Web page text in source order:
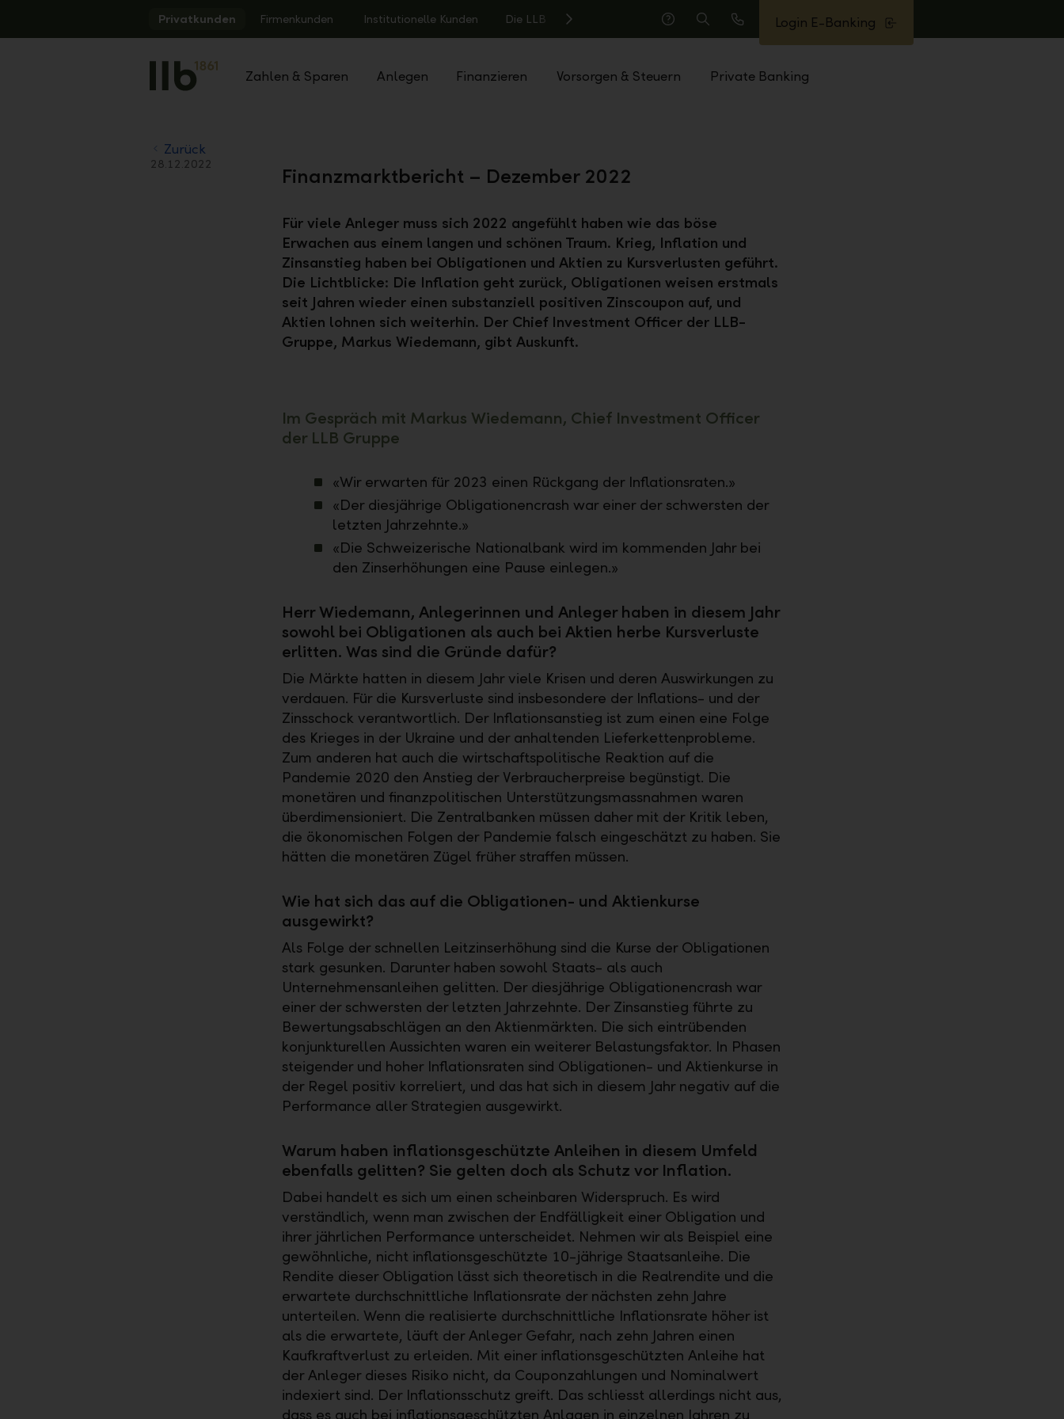
Privatkunden Firmenkunden Institutionelle Kunden Die LLB
Hilfe
Suche
Anrufen
Login E-Banking
Zahlen & Sparen Anlegen Finanzieren Vorsorgen & Steuern Private Banking
Zurück
28.12.2022 Finanzmarktbericht – Dezember 2022
Für viele Anleger muss sich 2022 angefühlt haben wie das böse
Erwachen aus einem langen und schönen Traum. Krieg, Inflation und
Zinsanstieg haben bei Obligationen und Aktien zu Kursverlusten geführt.
Die Lichtblicke: Die Inflation geht zurück, Obligationen weisen erstmals
seit Jahren wieder einen substanziell positiven Zinscoupon auf, und
Aktien lohnen sich weiterhin. Der Chief Investment Officer der LLB-
Gruppe, Markus Wiedemann, gibt Auskunft.
Im Gespräch mit Markus Wiedemann, Chief Investment Officer
der LLB Gruppe
«Wir erwarten für 2023 einen Rückgang der Inflationsraten.»
«Der diesjährige Obligationencrash war einer der schwersten der
letzten Jahrzehnte.»
«Die Schweizerische Nationalbank wird im kommenden Jahr bei
den Zinserhöhungen eine Pause einlegen.»
Herr Wiedemann, Anlegerinnen und Anleger haben in diesem Jahr
sowohl bei Obligationen als auch bei Aktien herbe Kursverluste
erlitten. Was sind die Gründe dafür?
Die Märkte hatten in diesem Jahr viele Krisen und deren Auswirkungen zu
verdauen. Für die Kursverluste sind insbesondere der Inflations- und der
Zinsschock verantwortlich. Der Inflationsanstieg ist zum einen eine Folge
des Krieges in der Ukraine und der anhaltenden Lieferkettenprobleme.
Zum anderen hat auch die wirtschaftspolitische Reaktion auf die
Pandemie 2020 den Anstieg der Verbraucherpreise begünstigt. Die
monetären und finanzpolitischen Unterstützungsmassnahmen waren
überdimensioniert. Die Zentralbanken müssen daher mit der Kritik leben,
die ökonomischen Folgen der Pandemie falsch eingeschätzt zu haben. Sie
hätten die monetären Zügel früher straffen müssen.
Wie hat sich das auf die Obligationen- und Aktienkurse
ausgewirkt?
Als Folge der schnellen Leitzinserhöhung sind die Kurse der Obligationen
stark gesunken. Darunter haben sowohl Staats- als auch
Unternehmensanleihen gelitten. Der diesjährige Obligationencrash war
einer der schwersten der letzten Jahrzehnte. Der Zinsanstieg führte zu
Bewertungsabschlägen an den Aktienmärkten. Die sich eintrübenden
konjunkturellen Aussichten waren ein weiterer Belastungsfaktor. In Phasen
steigender und hoher Inflationsraten sind Obligationen- und Aktienkurse in
der Regel positiv korreliert, und das hat sich in diesem Jahr negativ auf die
Performance aller Strategien ausgewirkt.
Warum haben inflationsgeschützte Anleihen in diesem Umfeld
ebenfalls gelitten? Sie gelten doch als Schutz vor Inflation.
Dabei handelt es sich um einen scheinbaren Widerspruch. Es wird
verständlich, wenn man zwischen der Endfälligkeit einer Obligation und
ihrer jährlichen Performance unterscheidet. Nehmen wir als Beispiel eine
gewöhnliche, nicht inflationsgeschützte 10-jährige Staatsanleihe. Die
Rendite dieser Obligation lässt sich theoretisch in die Realrendite und die
erwartete durchschnittliche Inflationsrate der nächsten zehn Jahre
unterteilen. Wenn die realisierte durchschnittliche Inflationsrate höher ist
als die erwartete, läuft der Anleger Gefahr, nach zehn Jahren einen
Kaufkraftverlust zu erleiden. Mit einer inflationsgeschützten Anleihe hat
der Anleger dieses Risiko nicht, da Couponzahlungen und Nominalwert
indexiert sind. Der Inflationsschutz greift. Das schliesst allerdings nicht aus,
dass es auch bei inflationsgeschützten Anlagen in einzelnen Jahren zu